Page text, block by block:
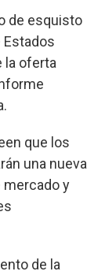
de esquisto
Estados
la oferta
que los
una nueva
mercado y
de la